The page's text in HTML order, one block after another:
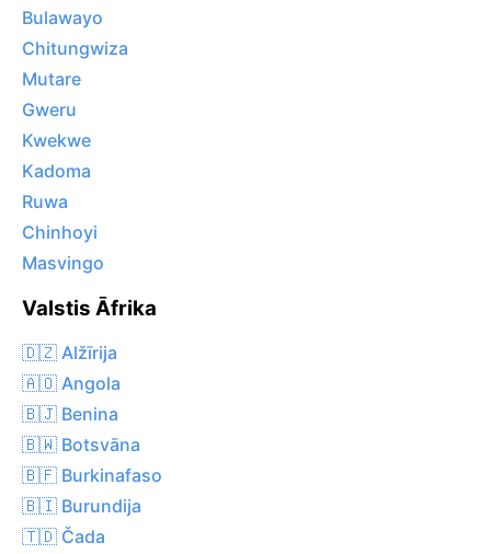
Bulawayo
Chitungwiza
Mutare
Gweru
Kwekwe
Kadoma
Ruwa
Chinhoyi
Masvingo
Valstis Āfrika
🇩🇿 Alžīrija
🇦🇴 Angola
🇧🇯 Benina
🇧🇼 Botsvāna
🇧🇫 Burkinafaso
🇧🇮 Burundija
🇹🇩 Čada